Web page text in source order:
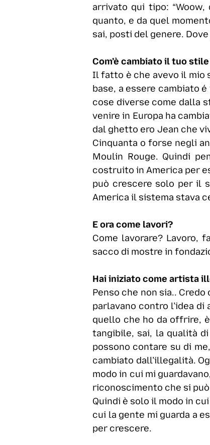
arrivato qui tipo: “Woow,
quanto, e da quel
sai, posti del genere.
Com’è cambiato il tuo
Il fatto è che avevo il mio
base, a essere cambiato
cose diverse come dalla
venire in Europa ha
dal ghetto ero Jean che
Cinquanta o forse negli
Moulin Rouge. Quindi
costruito in America per
può crescere solo per il
America il sistema stava
E ora come lavori?
Come lavorare? Lavoro,
sacco di mostre in
Hai iniziato come artista
Penso che non sia..
parlavano contro l’idea
quello che ho da offrire, è
tangibile, sai, la qualità
possono contare su di
cambiato dall’illegalità.
modo in cui mi
riconoscimento che si
Quindi è solo il modo in
cui la gente mi guarda a
per crescere.